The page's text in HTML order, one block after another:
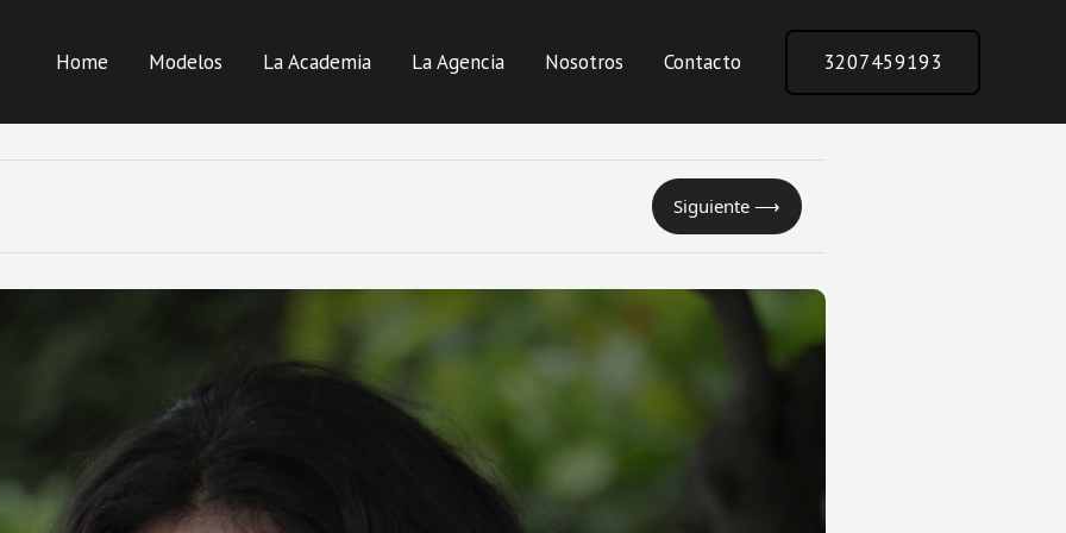
Home Modelos La Academia La Agencia Nosotros Contacto 3207459193
Siguiente ⟶